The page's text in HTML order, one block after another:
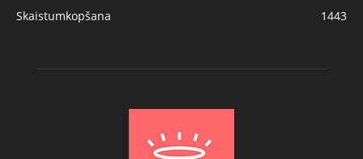
Skaistumkopšana
1443